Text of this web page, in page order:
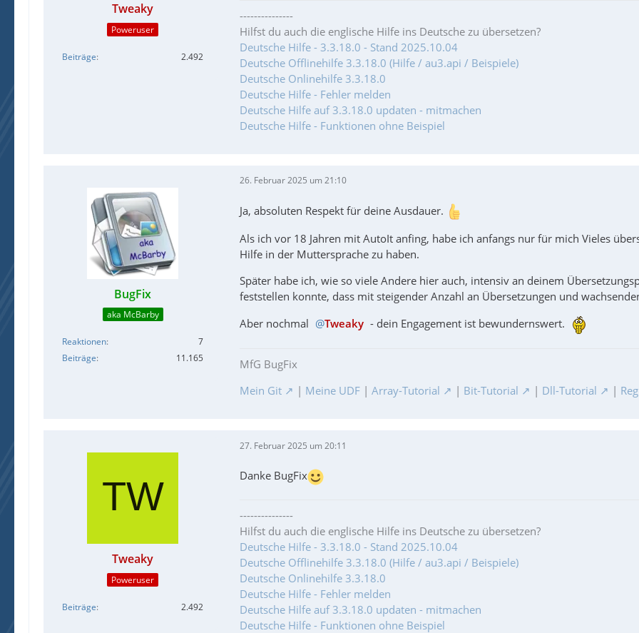
Tweaky
Poweruser
Beiträge 2.492
---------------
Hilfst du auch die englische Hilfe ins Deutsche zu übersetzen?
Deutsche Hilfe - 3.3.18.0 - Stand 2025.10.04
Deutsche Offlinehilfe 3.3.18.0 (Hilfe / au3.api / Beispiele)
Deutsche Onlinehilfe 3.3.18.0
Deutsche Hilfe - Fehler melden
Deutsche Hilfe auf 3.3.18.0 updaten - mitmachen
Deutsche Hilfe - Funktionen ohne Beispiel
BugFix
aka McBarby
Reaktionen
7
Beiträge
11.165
26. Februar 2025 um 21:10
Ja, absoluten Respekt für deine Ausdauer.
Als ich vor 18 Jahren mit AutoIt anfing, habe ich anfangs nur für mich Vieles
Hilfe in der Muttersprache zu haben.
Später habe ich, wie so viele Andere hier auch, intensiv an deinem
feststellen konnte, dass mit steigender Anzahl an Übersetzungen und
Aber nochmal
Tweaky - dein Engagement ist bewundernswert.
MfG BugFix
Mein Git
| Meine UDF | Array-Tutorial | Bit-Tutorial | Dll-Tutorial |
Tweaky
Poweruser
Beiträge 2.492
27. Februar 2025 um 20:11
Danke BugFix
---------------
Hilfst du auch die englische Hilfe ins Deutsche zu übersetzen?
Deutsche Hilfe - 3.3.18.0 - Stand 2025.10.04
Deutsche Offlinehilfe 3.3.18.0 (Hilfe / au3.api / Beispiele)
Deutsche Onlinehilfe 3.3.18.0
Deutsche Hilfe - Fehler melden
Deutsche Hilfe auf 3.3.18.0 updaten - mitmachen
Deutsche Hilfe - Funktionen ohne Beispiel